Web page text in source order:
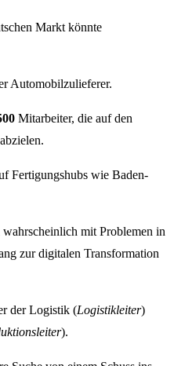
Markt könnte
Automobilzulieferer.
Mitarbeiter, die auf den
abzielen.
Fertigungshubs wie Baden-
wahrscheinlich mit Problemen in
zur digitalen Transformation
der Logistik (Logistikleiter)
).